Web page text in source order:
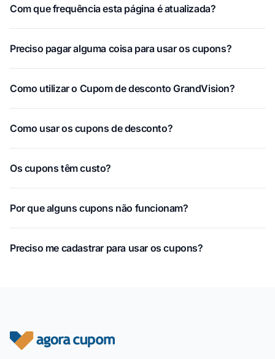
Com que frequência esta página é atualizada?
Preciso pagar alguma coisa para usar os cupons?
Como utilizar o Cupom de desconto GrandVision?
Como usar os cupons de desconto?
Os cupons têm custo?
Por que alguns cupons não funcionam?
Preciso me cadastrar para usar os cupons?
Rodapé do site